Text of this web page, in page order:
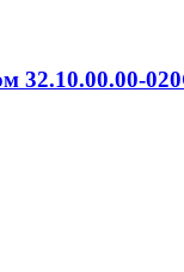
32.10.00.00-